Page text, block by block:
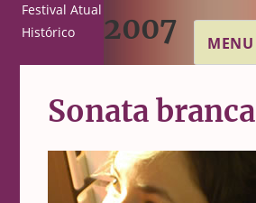
Festival Atual
Histórico
2007 MENU
Sonata branca